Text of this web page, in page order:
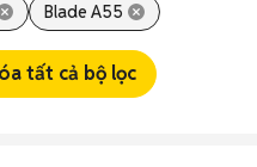
Blade A55
tất cả bộ lọc